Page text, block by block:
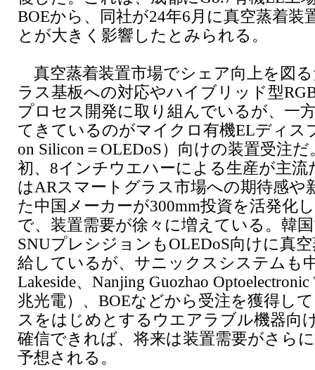
BOEから、同社が24年6月に真空蒸着装
とが大きく影響したとみられる。
真空蒸着装置市場でシェア向上を図
ラス基板への対応やハイブリッド型
プロセス開発に取り組んでいるが、一
てきているのがマイクロ有機ELディス
on Silicon＝OLEDoS）向けの装置受注だ
初、8インチウエハーによる生産が主流
はARスマートグラス市場への期待感や
た中国メーカーが300mm投資を活発化
で、装置需要が徐々に増えている。韓
SNUプレシジョンもOLEDoS向けに真
給しているが、サニックスシステムも
Lakeside、Nanjing Guozhao
兆光電）、BOEなどから受注を獲得し
スをはじめとするウエアラブル機器向
確信できれば、将来は装置需要がさら
予想される。